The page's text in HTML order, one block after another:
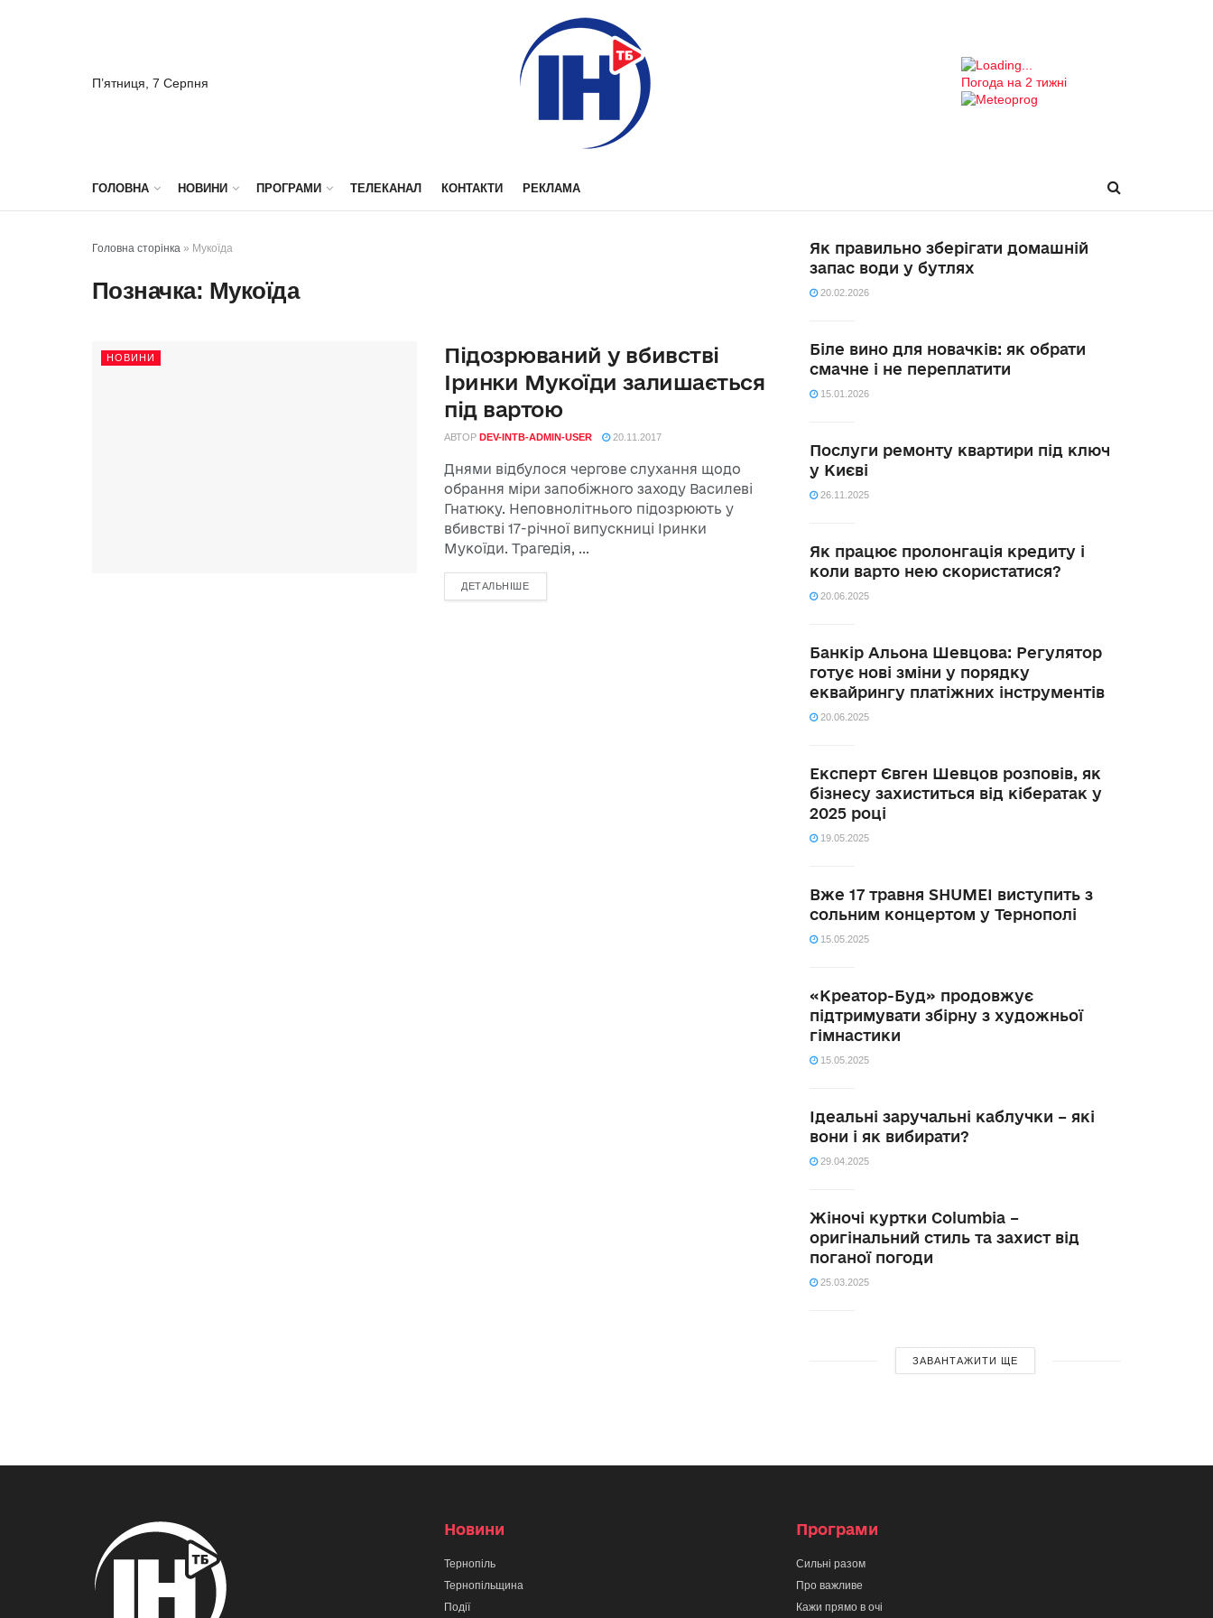
П’ятниця, 7 Серпня Погода на 2 тижні
ГОЛОВНА НОВИНИ ПРОГРАМИ ТЕЛЕКАНАЛ КОНТАКТИ РЕКЛАМА
Головна сторінка » Мукоїда
Позначка: Мукоїда
НОВИНИ
Підозрюваний у вбивстві
Іринки Мукоїди залишається
під вартою
АВТОР DEV-INTB-ADMIN-USER 20.11.2017
Днями відбулося чергове слухання щодо
обрання міри запобіжного заходу Василеві
Гнатюку. Неповнолітнього підозрюють у
вбивстві 17-річної випускниці Іринки
Мукоїди. Трагедія, ...
ДЕТАЛЬНІШЕ
Як правильно зберігати домашній
запас води у бутлях
20.02.2026
Біле вино для новачків: як обрати
смачне і не переплатити
15.01.2026
Послуги ремонту квартири під ключ
у Києві
26.11.2025
Як працює пролонгація кредиту і
коли варто нею скористатися?
20.06.2025
Банкір Альона Шевцова: Регулятор
готує нові зміни у порядку
еквайрингу платіжних інструментів
20.06.2025
Експерт Євген Шевцов розповів, як
бізнесу захиститься від кібератак у
2025 році
19.05.2025
Вже 17 травня SHUMEI виступить з
сольним концертом у Тернополі
15.05.2025
«Креатор-Буд» продовжує
підтримувати збірну з художньої
гімнастики
15.05.2025
Ідеальні заручальні каблучки – які
вони і як вибирати?
29.04.2025
Жіночі куртки Columbia –
оригінальний стиль та захист від
поганої погоди
25.03.2025
ЗАВАНТАЖИТИ ЩЕ
Новини
Тернопіль
Тернопільщина
Події
Програми
Сильні разом
Про важливе
Кажи прямо в очі